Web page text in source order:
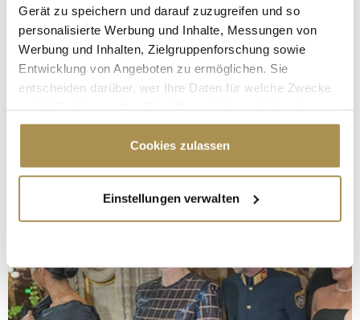
Gerät zu speichern und darauf zuzugreifen und so
personalisierte Werbung und Inhalte, Messungen von
Werbung und Inhalten, Zielgruppenforschung sowie
Entwicklung von Angeboten zu ermöglichen. Sie
entscheiden darüber, wer Ihre Daten für welche Zwecke
Cookie-Erklärung oder durch Klicken auf das Privacy
Trigger Symbol ändern oder widerrufen
Informationen über Ihre geografische Lage
erfassen, welche bis auf einige Meter genau sein
bestimmten Merkmalen (Fingerprinting) identifizieren
Erfahren Sie mehr darüber, wie Ihre persönlichen Daten
Cookies zulassen
Einstellungen verwalten